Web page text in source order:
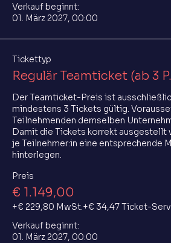
Verkauf beginnt:
01. März 2027, 00:00
Tickettyp
Regulär Teamticket (ab 3
Der Teamticket-Preis ist
mindestens 3 Tickets gültig.
Teilnehmenden demselben
Damit die Tickets korrekt ausgestellt
je Teilnehmer:in eine entsprechende
hinterlegen.
Preis
€ 1.149,00
+€ 229,80 MwSt.+€ 34,47 Ticket-
Verkauf beginnt:
01. März 2027, 00:00